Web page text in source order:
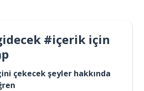
#içerik için
çekecek şeyler hakkında